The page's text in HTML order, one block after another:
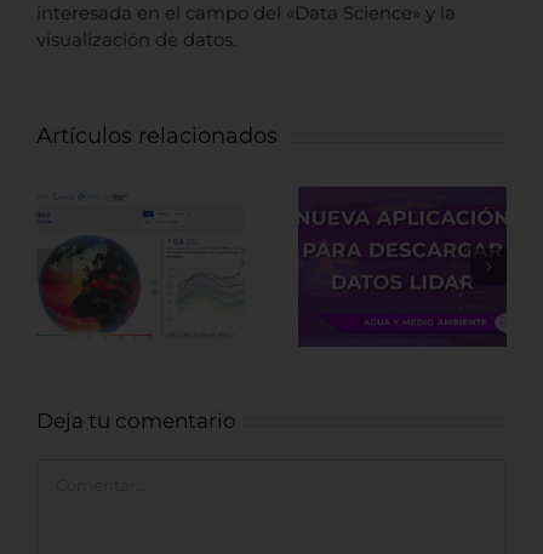
interesada en el campo del «Data Science» y la
visualización de datos.
Artículos relacionados
Nueva
aplicación para
datos LiDAR
Fuentes de
datos LiDAR de
Arqueológicos
Deja tu comentario